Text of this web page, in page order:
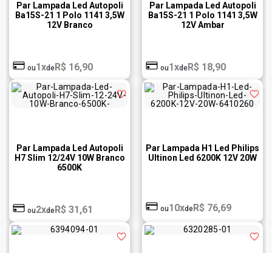
Par Lampada Led Autopoli
Ba15S-21 1 Polo 1141 3,5W
12V Branco
ou1xdeR$ 16,90
Par Lampada Led Autopoli
Ba15S-21 1 Polo 1141 3,5W
12V Ambar
ou1xdeR$ 18,90
Par Lampada Led Autopoli
H7 Slim 12/24V 10W Branco
6500K
ou2xdeR$ 31,61
Par Lampada H1 Led Philips
Ultinon Led 6200K 12V 20W
ou10xdeR$ 76,69